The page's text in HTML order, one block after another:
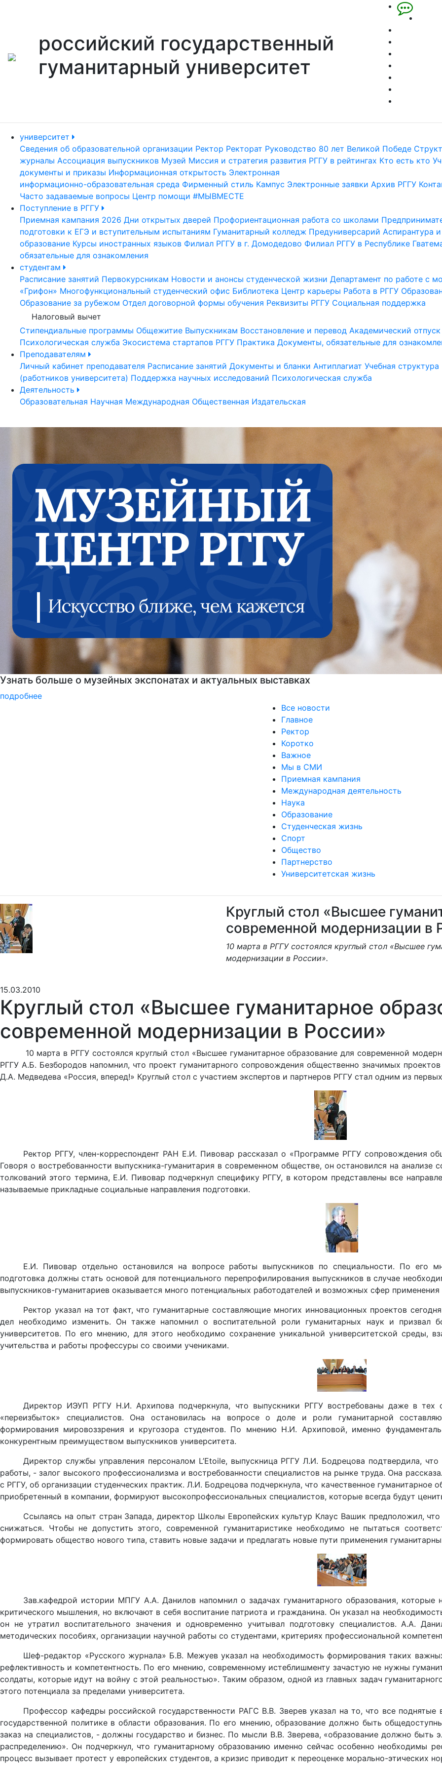
российский государственный
гуманитарный университет
университет
Сведения об образовательной организации Ректор Ректорат Руководство 80 лет Великой Победе
журналы Ассоциация выпускников Музей Миссия и стратегия развития РГГУ в рейтингах Кто есть кто
документы и приказы Информационная открытость Электронная
информационно-образовательная среда Фирменный стиль Кампус Электронные заявки Архив РГГУ
Часто задаваемые вопросы Центр помощи #МЫВМЕСТЕ
Поступление в РГГУ
Приемная кампания 2026 Дни открытых дверей Профориентационная работа со школами
подготовки к ЕГЭ и вступительным испытаниям Гуманитарный колледж Предуниверсарий Аспирантура
образование Курсы иностранных языков Филиал РГГУ в г. Домодедово Филиал РГГУ в Республике
обязательные для ознакомления
студентам
Расписание занятий Первокурсникам Новости и анонсы студенческой жизни Департамент по работе с
«Грифон» Многофункциональный студенческий офис Библиотека Центр карьеры Работа в РГГУ
Образование за рубежом Отдел договорной формы обучения Реквизиты РГГУ Социальная поддержка
Налоговый вычет
Стипендиальные программы Общежитие Выпускникам Восстановление и перевод Академический отпуск
Психологическая служба Экосистема стартапов РГГУ Практика Документы, обязательные для
Преподавателям
Личный кабинет преподавателя Расписание занятий Документы и бланки Антиплагиат Учебная структура
(работников университета) Поддержка научных исследований Психологическая служба
Деятельность
Образовательная Научная Международная Общественная Издательская
Национальные проекты России
подробнее
Previous
Все новости
Главное
Ректор
Коротко
Важное
Мы в СМИ
Приемная кампания
Международная деятельность
Наука
Образование
Студенческая жизнь
Спорт
Общество
Партнерство
Университетская жизнь
Круглый стол «Высшее
современной модернизации в
10 марта в РГГУ состоялся круглый стол «Высшее
модернизации в России».
15.03.2010
Круглый стол «Высшее гуманитарное
современной модернизации в России»
10 марта в РГГУ состоялся круглый стол «Высшее гуманитарное образование для современной
РГГУ А.Б. Безбородов напомнил, что проект гуманитарного сопровождения общественно значимых
Д.А. Медведева «Россия, вперед!» Круглый стол с участием экспертов и партнеров РГГУ стал одним из
Ректор РГГУ, член-корреспондент РАН Е.И. Пивовар рассказал о «Программе РГГУ сопровождения
Говоря о востребованности выпускника-гуманитария в современном обществе, он остановился на анализе
толкований этого термина, Е.И. Пивовар подчеркнул специфику РГГУ, в котором представлены все
называемые прикладные социальные направления подготовки.
Е.И. Пивовар отдельно остановился на вопросе работы выпускников по специальности. По его
подготовка должны стать основой для потенциального перепрофилирования выпускников в случае
выпускников-гуманитариев оказывается много потенциальных работодателей и возможных сфер применения
Ректор указал на тот факт, что гуманитарные составляющие многих инновационных проектов
дел необходимо изменить. Он также напомнил о воспитательной роли гуманитарных наук и призвал
университетов. По его мнению, для этого необходимо сохранение уникальной университетской среды,
учительства и работы профессуры со своими учениками.
Директор ИЭУП РГГУ Н.И. Архипова подчеркнула, что выпускники РГГУ востребованы даже в тех
«переизбыток» специалистов. Она остановилась на вопросе о доле и роли гуманитарной
формирования мировоззрения и кругозора студентов. По мнению Н.И. Архиповой, именно
конкурентным преимуществом выпускников университета.
Директор службы управления персоналом L’Etoile, выпускница РГГУ Л.И. Бодрецова подтвердила,
работы, - залог высокого профессионализма и востребованности специалистов на рынке труда. Она
с РГГУ, об организации студенческих практик. Л.И. Бодрецова подчеркнула, что качественное гуманитарное
приобретенный в компании, формируют высокопрофессиональных специалистов, которые всегда будут
Ссылаясь на опыт стран Запада, директор Школы Европейских культур Клаус Вашик предположил,
снижаться. Чтобы не допустить этого, современной гуманитаристике необходимо не пытаться
формировать общество нового типа, ставить новые задачи и предлагать новые пути применения
Зав.кафедрой истории МПГУ А.А. Данилов напомнил о задачах гуманитарного образования,
критического мышления, но включают в себя воспитание патриота и гражданина. Он указал на
он не утратил воспитательного значения и одновременно учитывал подготовку специалистов. А.А.
методических пособиях, организации научной работы со студентами, критериях профессиональной
Шеф-редактор «Русского журнала» Б.В. Межуев указал на необходимость формирования таких
рефлективность и компетентность. По его мнению, современному истеблишменту зачастую не нужны
солдаты, которые идут на войну с этой реальностью». Таким образом, одной из главных задач
этого потенциала за пределами университета.
Профессор кафедры российской государственности РАГС В.В. Зверев указал на то, что все
государственной политике в области образования. По его мнению, образование должно быть
заказ на специалистов, - должны государство и бизнес. По мысли В.В. Зверева, «образование должно быть
распределению». Он подчеркнул, что гуманитарному образованию именно сейчас особенно необходимы
процесс вызывает протест у европейских студентов, а кризис приводит к переоценке морально-этических